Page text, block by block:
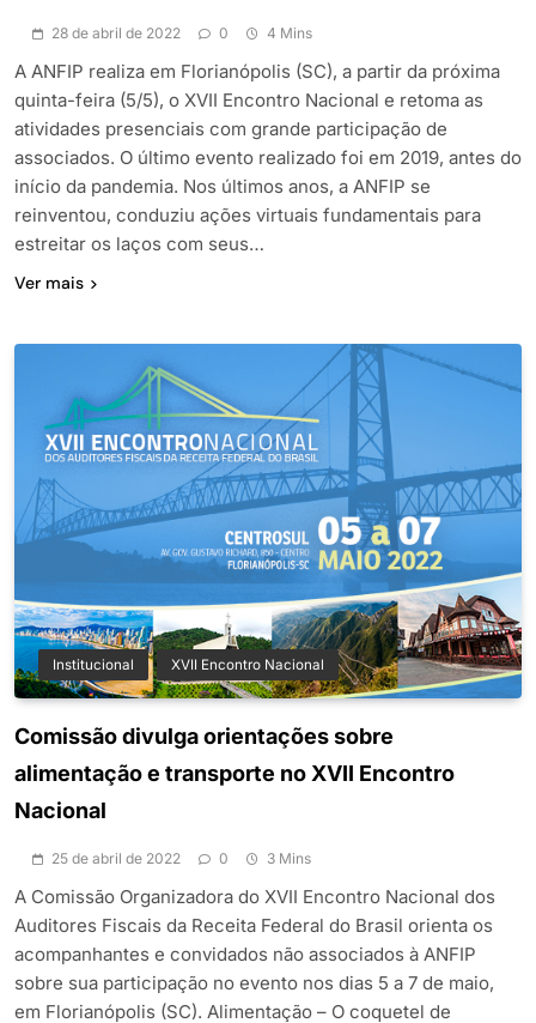
28 de abril de 2022 0 4 Mins
A ANFIP realiza em Florianópolis (SC), a partir da próxima
quinta-feira (5/5), o XVII Encontro Nacional e retoma as
atividades presenciais com grande participação de
associados. O último evento realizado foi em 2019, antes do
início da pandemia. Nos últimos anos, a ANFIP se
reinventou, conduziu ações virtuais fundamentais para
estreitar os laços com seus…
Ver mais
Institucional XVII Encontro Nacional
Comissão divulga orientações sobre
alimentação e transporte no XVII Encontro
Nacional
25 de abril de 2022 0 3 Mins
A Comissão Organizadora do XVII Encontro Nacional dos
Auditores Fiscais da Receita Federal do Brasil orienta os
acompanhantes e convidados não associados à ANFIP
sobre sua participação no evento nos dias 5 a 7 de maio,
em Florianópolis (SC). Alimentação – O coquetel de